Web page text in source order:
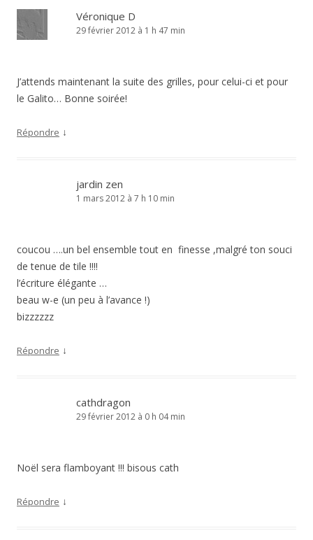
Véronique D
29 février 2012 à 1 h 47 min
J’attends maintenant la suite des grilles, pour celui-ci et pour
le Galito… Bonne soirée!
Répondre ↓
jardin zen
1 mars 2012 à 7 h 10 min
coucou ….un bel ensemble tout en finesse ,malgré ton souci
de tenue de tile !!!!
l’écriture élégante …
beau w-e (un peu à l’avance !)
bizzzzzz
Répondre ↓
cathdragon
29 février 2012 à 0 h 04 min
Noël sera flamboyant !!! bisous cath
Répondre ↓